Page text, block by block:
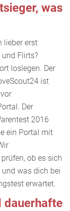
was
lieber erst
Flirts?
loslegen. Der
ist
Der
2016
ein Portal mit
ob es sich
was dich bei
erwartet.
dauerhafte